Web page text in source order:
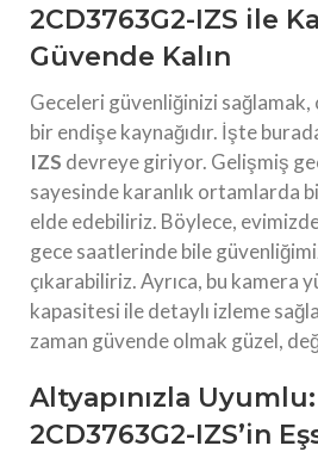
2CD3763G2-IZS ile
Güvende Kalın
Geceleri güvenliğinizi sağlamak,
bir endişe kaynağıdır. İşte
IZS devreye giriyor. Gelişmiş
sayesinde karanlık ortamlarda
elde edebiliriz. Böylece,
gece saatlerinde bile
çıkarabiliriz. Ayrıca, bu kamera
kapasitesi ile detaylı izleme
zaman güvende olmak güzel,
Altyapınızla Uyumlu:
2CD3763G2-IZS’in